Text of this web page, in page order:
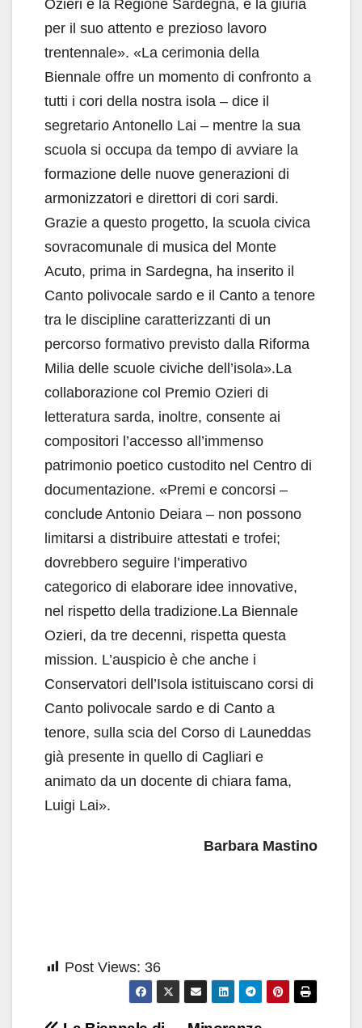
Ozieri e la Regione Sardegna, e la giuria
per il suo attento e prezioso lavoro
trentennale». «La cerimonia della
Biennale offre un momento di confronto a
tutti i cori della nostra isola – dice il
segretario Antonello Lai – mentre la sua
scuola si occupa da tempo di avviare la
formazione delle nuove generazioni di
armonizzatori e direttori di cori sardi.
Grazie a questo progetto, la scuola civica
sovracomunale di musica del Monte
Acuto, prima in Sardegna, ha inserito il
Canto polivocale sardo e il Canto a tenore
tra le discipline caratterizzanti di un
percorso formativo previsto dalla Riforma
Milia delle scuole civiche dell’isola».La
collaborazione col Premio Ozieri di
letteratura sarda, inoltre, consente ai
compositori l’accesso all’immenso
patrimonio poetico custodito nel Centro di
documentazione. «Premi e concorsi –
conclude Antonio Deiara – non possono
limitarsi a distribuire attestati e trofei;
dovrebbero seguire l’imperativo
categorico di elaborare idee innovative,
nel rispetto della tradizione.La Biennale
Ozieri, da tre decenni, rispetta questa
mission. L’auspicio è che anche i
Conservatori dell’Isola istituiscano corsi di
Canto polivocale sardo e di Canto a
tenore, sulla scia del Corso di Launeddas
già presente in quello di Cagliari e
animato da un docente di chiara fama,
Luigi Lai».
Barbara Mastino
Post Views: 36